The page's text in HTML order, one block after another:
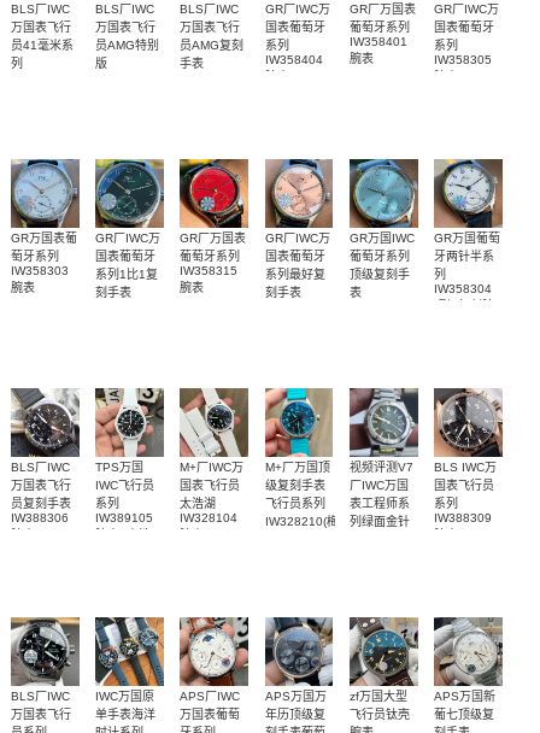
BLS厂IWC
万国表飞行
员41毫米系
列
BLS厂IWC
万国表飞行
员AMG特别
版
BLS厂IWC
万国表飞行
员AMG复刻
手表
GR厂IWC万
国表葡萄牙
系列
IW358404
GR厂万国表
葡萄牙系列
IW358401
腕表
GR厂IWC万
国表葡萄牙
系列
IW358305
GR万国表葡
萄牙系列
IW358303
腕表
GR厂IWC万
国表葡萄牙
系列1比1复
刻手表
GR厂万国表
葡萄牙系列
IW358315
腕表
GR厂IWC万
国表葡萄牙
系列最好复
刻手表
GR万国IWC
葡萄牙系列
顶级复刻手
表
GR万国葡萄
牙两针半系
列
IW358304
BLS厂IWC
万国表飞行
员复刻手表
IW388306
TPS万国
IWC飞行员
系列
IW389105
M+厂IWC万
国表飞行员
太浩湖
IW328104
M+厂万国顶
级复刻手表
飞行员系列
IW328210(梅
视频评测V7
厂IWC万国
表工程师系
列绿面金针
BLS IWC万
国表飞行员
系列
IW388309
BLS厂IWC
万国表飞行
IWC万国原
单手表海洋
APS厂IWC
万国表葡萄
APS万国万
年历顶级复
zf万国大型
飞行员钛壳
APS万国新
葡七顶级复